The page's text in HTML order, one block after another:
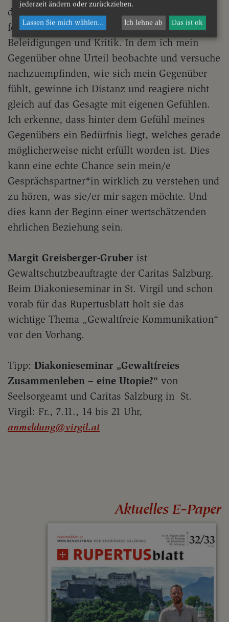
durch die Beurteilung nicht erkannt. Vielfach
folgen dann auch unbewusst Abwertungen,
Beleidigungen und Kritik. In dem ich mein
Gegenüber ohne Urteil beobachte und versuche
nachzuempfinden, wie sich mein Gegenüber
fühlt, gewinne ich Distanz und reagiere nicht
gleich auf das Gesagte mit eigenen Gefühlen.
Ich erkenne, dass hinter dem Gefühl meines
Gegenübers ein Bedürfnis liegt, welches gerade
möglicherweise nicht erfüllt worden ist. Dies
kann eine echte Chance sein mein/e
Gesprächspartner*in wirklich zu verstehen und
zu hören, was sie/er mir sagen möchte. Und
dies kann der Beginn einer wertschätzenden
ehrlichen Beziehung sein.
Margit Greisberger-Gruber ist
Gewaltschutzbeauftragte der Caritas Salzburg.
Beim Diakonieseminar in St. Virgil und schon
vorab für das Rupertusblatt holt sie das
wichtige Thema „Gewaltfreie Kommunikation“
vor den Vorhang.
Tipp: Diakonieseminar „Gewaltfreies
Zusammenleben – eine Utopie?“ von
Seelsorgeamt und Caritas Salzburg in St.
Virgil: Fr., 7.11., 14 bis 21 Uhr,
anmeldung@virgil.at
Aktuelles E-Paper
jederzeit ändern oder zurückziehen.
Lassen Sie mich wählen... Ich lehne ab Das ist ok